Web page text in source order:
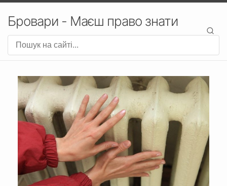
Бровари - Маєш право знати